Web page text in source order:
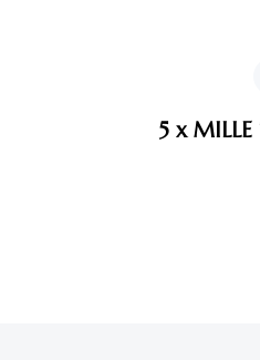
5 x MILLE